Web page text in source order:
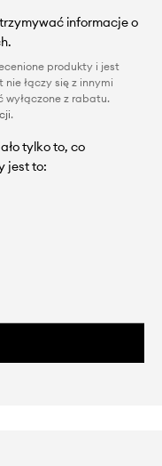
informacje o
produkty i jest
łączy się z innymi
z rabatu.
.
tylko to, co
jest to: